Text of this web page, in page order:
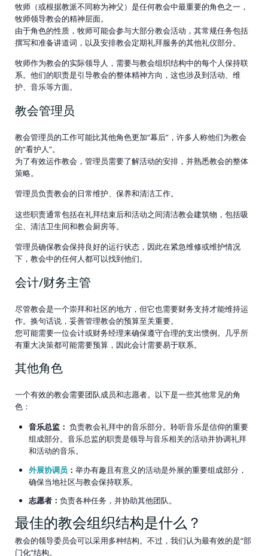
牧师（或根据教派不同称为神父）是任何教会中最重要的角色之一，
牧师领导教会的精神层面。
由于角色的性质，牧师可能会参与大部分教会活动，其常规任务包括
撰写和准备讲道词，以及安排教会定期礼拜服务的其他礼仪部分。
牧师作为教会的实际领导人，需要与教会组织结构中的每个人保持联
系。他们的职责是引导教会的整体精神方向，这也涉及到活动、维
护、音乐等方面。
教会管理员
教会管理员的工作可能比其他角色更加“幕后”，许多人称他们为教会
的“看护人”。
为了有效运作教会，管理员需要了解活动的安排，并熟悉教会的整体
策略。
管理员负责教会的日常维护、保养和清洁工作。
这些职责通常包括在礼拜结束后和活动之间清洁教会建筑物，包括吸
尘、清洁卫生间和教会厨房等。
管理员确保教会保持良好的运行状态，因此在紧急维修或维护情况
下，教会中的任何人都可以找到他们。
会计/财务主管
尽管教会是一个崇拜和社区的地方，但它也需要财务支持才能维持运
作。换句话说，妥善管理教会的预算至关重要。
您可能需要一位会计或财务经理来确保遵守合理的支出惯例。几乎所
有重大决策都可能需要预算，因此会计需要易于联系。
其他角色
一个有效的教会需要团队成员和志愿者。以下是一些其他常见的角
色：
音乐总监： 负责教会礼拜中的音乐部分。聆听音乐是信仰的重要
组成部分。音乐总监的职责是领导与音乐相关的活动并协调礼拜
和活动的音乐。
外展协调员 ：举办有趣且有意义的活动是外展的重要组成部分，
确保当地社区与教会保持联系。
志愿者：负责各种任务，并协助其他团队。
最佳的教会组织结构是什么？
教会的领导委员会可以采用多种结构。不过，我们认为最有效的是“部
门化”结构。